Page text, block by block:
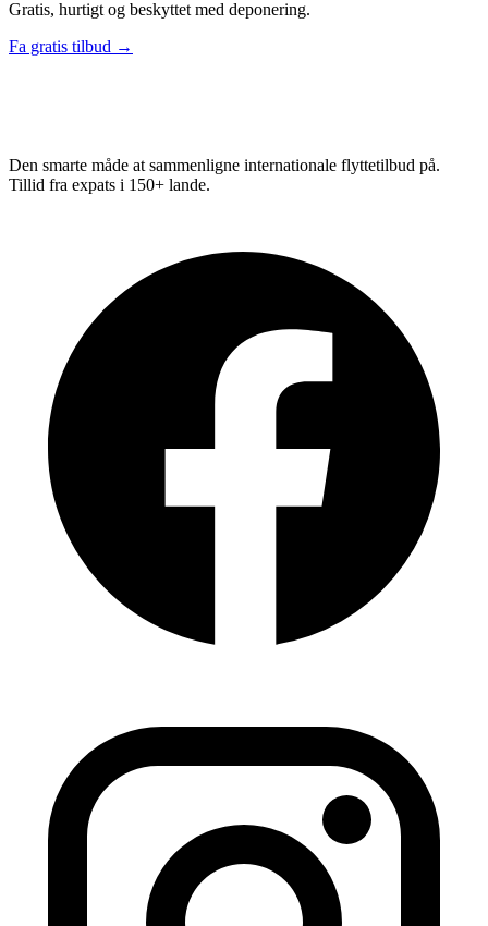
Gratis, hurtigt og beskyttet med deponering.
Fa gratis tilbud →
Den smarte måde at sammenligne internationale flyttetilbud på.
Tillid fra expats i 150+ lande.